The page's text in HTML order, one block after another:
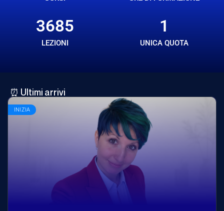
LEZIONI
3685
UNICA QUOTA
1
⏰ Ultimi arrivi
INIZIA